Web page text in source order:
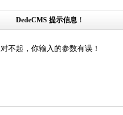
DedeCMS 提示信息！
对不起，你输入的参数有误！